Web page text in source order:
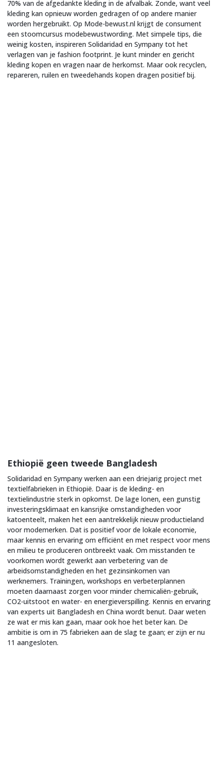
70% van de afgedankte kleding in de afvalbak. Zonde, want veel
kleding kan opnieuw worden gedragen of op andere manier
worden hergebruikt. Op Mode-bewust.nl krijgt de consument
een stoomcursus modebewustwording. Met simpele tips, die
weinig kosten, inspireren Solidaridad en Sympany tot het
verlagen van je fashion footprint. Je kunt minder en gericht
kleding kopen en vragen naar de herkomst. Maar ook recyclen,
repareren, ruilen en tweedehands kopen dragen positief bij.
Ethiopië geen tweede Bangladesh
Solidaridad en Sympany werken aan een driejarig project met
textielfabrieken in Ethiopië. Daar is de kleding- en
textielindustrie sterk in opkomst. De lage lonen, een gunstig
investeringsklimaat en kansrijke omstandigheden voor
katoenteelt, maken het een aantrekkelijk nieuw productieland
voor modemerken. Dat is positief voor de lokale economie,
maar kennis en ervaring om efficiënt en met respect voor mens
en milieu te produceren ontbreekt vaak. Om misstanden te
voorkomen wordt gewerkt aan verbetering van de
arbeidsomstandigheden en het gezinsinkomen van
werknemers. Trainingen, workshops en verbeterplannen
moeten daarnaast zorgen voor minder chemicaliën-gebruik,
CO2-uitstoot en water- en energieverspilling. Kennis en ervaring
van experts uit Bangladesh en China wordt benut. Daar weten
ze wat er mis kan gaan, maar ook hoe het beter kan. De
ambitie is om in 75 fabrieken aan de slag te gaan; er zijn er nu
11 aangesloten.